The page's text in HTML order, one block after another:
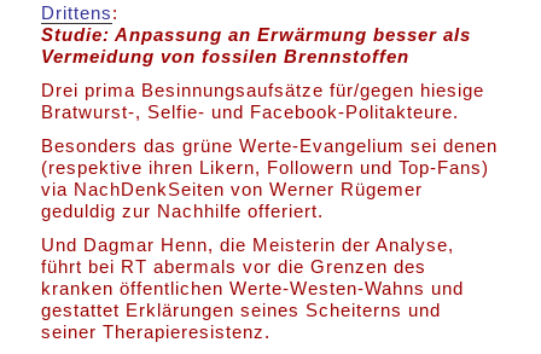
Drittens:
Studie: Anpassung an Erwärmung besser als
Vermeidung von fossilen Brennstoffen
Drei prima Besinnungsaufsätze für/gegen hiesige
Bratwurst-, Selfie- und Facebook-Politakteure.
Besonders das grüne Werte-Evangelium sei denen
(respektive ihren Likern, Followern und Top-Fans)
via NachDenkSeiten von Werner Rügemer
geduldig zur Nachhilfe offeriert.
Und Dagmar Henn, die Meisterin der Analyse,
führt bei RT abermals vor die Grenzen des
kranken öffentlichen Werte-Westen-Wahns und
gestattet Erklärungen seines Scheiterns und
seiner Therapieresistenz.